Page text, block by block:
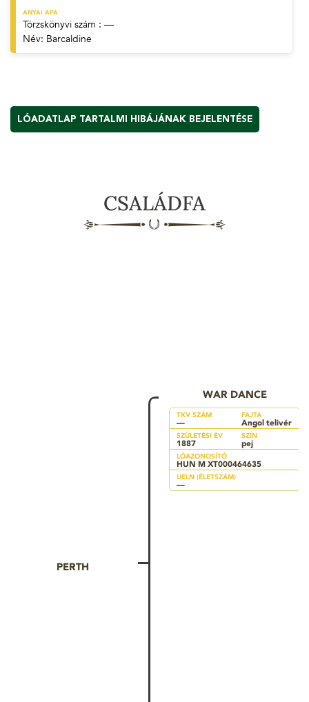
ANYAI APA
Törzskönyvi szám : —
Név: Barcaldine
LÓADATLAP TARTALMI HIBÁJÁNAK BEJELENTÉSE
CSALÁDFA
PERTH
WAR DANCE
TKV SZÁM
—
FAJTA
Angol telivér
SZÜLETÉSI ÉV
1887
SZÍN
pej
LÓAZONOSÍTÓ
HUN M XT000464635
UELN (ÉLETSZÁM)
—